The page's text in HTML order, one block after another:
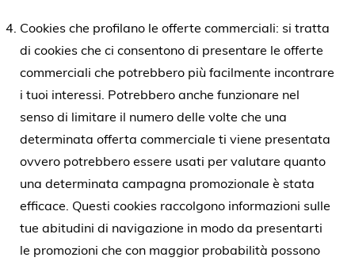
Cookies che profilano le offerte commerciali: si tratta
di cookies che ci consentono di presentare le offerte
commerciali che potrebbero più facilmente incontrare
i tuoi interessi. Potrebbero anche funzionare nel
senso di limitare il numero delle volte che una
determinata offerta commerciale ti viene presentata
ovvero potrebbero essere usati per valutare quanto
una determinata campagna promozionale è stata
efficace. Questi cookies raccolgono informazioni sulle
tue abitudini di navigazione in modo da presentarti
le promozioni che con maggior probabilità possono